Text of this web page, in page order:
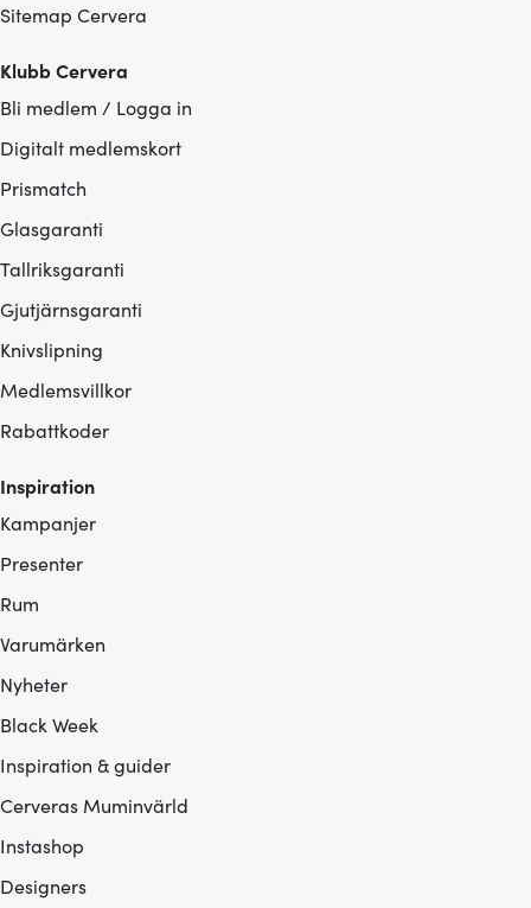
Sitemap Cervera
Klubb Cervera
Bli medlem / Logga in
Digitalt medlemskort
Prismatch
Glasgaranti
Tallriksgaranti
Gjutjärnsgaranti
Knivslipning
Medlemsvillkor
Rabattkoder
Inspiration
Kampanjer
Presenter
Rum
Varumärken
Nyheter
Black Week
Inspiration & guider
Cerveras Muminvärld
Instashop
Designers